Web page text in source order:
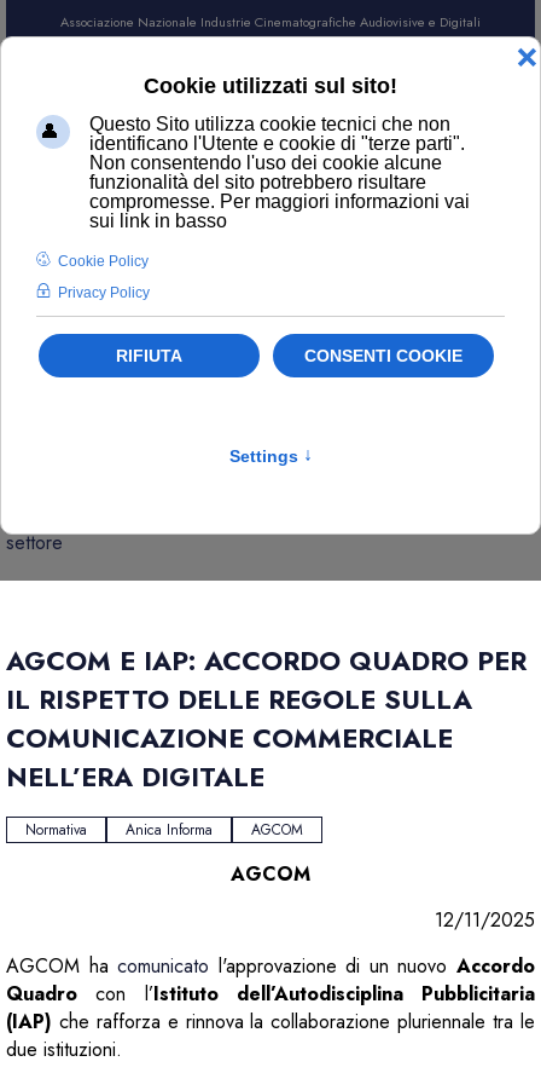
Associazione Nazionale Industrie Cinematografiche Audiovisive e Digitali
CERCA
settore
AGCOM E IAP: ACCORDO QUADRO PER
IL RISPETTO DELLE REGOLE SULLA
COMUNICAZIONE COMMERCIALE
NELL’ERA DIGITALE
Normativa Anica Informa AGCOM
AGCOM
12/11/2025
AGCOM hacomunicato l'approvazione di un nuovoAccordo
Quadro con l’Istituto dell’Autodisciplina Pubblicitaria
(IAP) che rafforza e rinnova la collaborazione pluriennale tra le
due istituzioni.